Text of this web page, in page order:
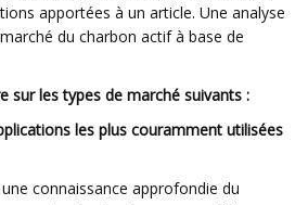
apportées à un article. Une analyse
du charbon actif à base de
sur les types de marché suivants :
les plus couramment utilisées
connaissance approfondie du